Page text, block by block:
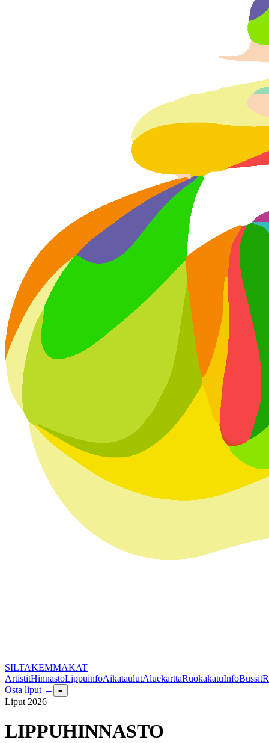
SILTAKEMMAKAT
ArtistitHinnastoLippuinfoAikataulutAluekarttaRuokakatuInfoBussit
Osta liput →
≡
Liput 2026
LIPPUHINNASTO